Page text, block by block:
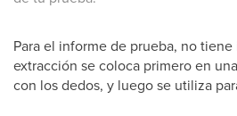
Para el informe de prueba, no
extracción se coloca primero en
con los dedos, y luego se utiliza